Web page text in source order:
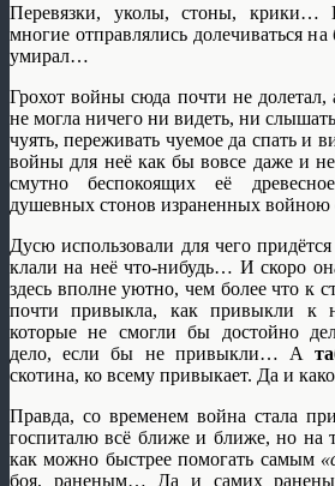
Перевязки, уколы, стоны, крики…
многие отправлялись долечиваться
умирал…
Грохот войны сюда почти не долетал,
не могла ничего ни видеть, ни
чуять, переживать чуемое да спать и
войны для неё как бы вовсе даже и
смутно беспокоящих её
душевных стонов израненных
Дусю использовали для чего
клали на неё что-нибудь… И скоро
здесь вполне уютно, чем более что к
почти привыкла, как привыкли
которые не смогли бы достойно
дело, если бы не привыкли… А
скотина, ко всему привыкает. Да и
Правда, со временем война стала
госпиталю всё ближе и ближе, но на
как можно быстрее помогать самым
боя, раненым… Да и самих